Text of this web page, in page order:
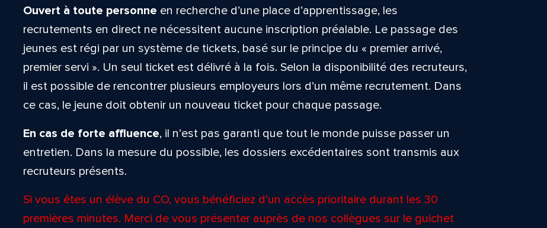
Ouvert à toute personne en recherche d’une place d’apprentissage, les
recrutements en direct ne nécessitent aucune inscription préalable. Le passage des
jeunes est régi par un système de tickets, basé sur le principe du « premier arrivé,
premier servi ». Un seul ticket est délivré à la fois. Selon la disponibilité des recruteurs,
il est possible de rencontrer plusieurs employeurs lors d’un même recrutement. Dans
ce cas, le jeune doit obtenir un nouveau ticket pour chaque passage.
En cas de forte affluence, il n’est pas garanti que tout le monde puisse passer un
entretien. Dans la mesure du possible, les dossiers excédentaires sont transmis aux
recruteurs présents.
Si vous êtes un élève du CO, vous bénéficiez d’un accès prioritaire durant les 30
premières minutes. Merci de vous présenter auprès de nos collègues sur le guichet